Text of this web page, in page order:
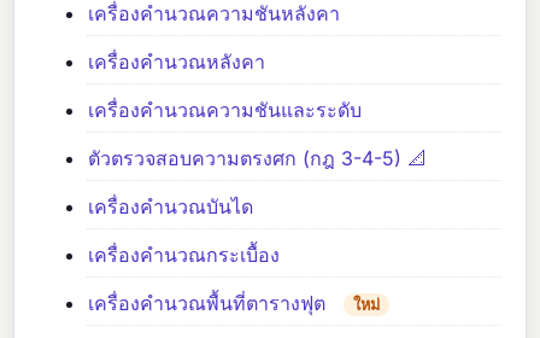
เครื่องคำนวณความชันหลังคา
เครื่องคำนวณหลังคา
เครื่องคำนวณความชันและระดับ
ตัวตรวจสอบความตรงศก (กฎ 3-4-5) 📐
เครื่องคำนวณบันได
เครื่องคำนวณกระเบื้อง
เครื่องคำนวณพื้นที่ตารางฟุต
ใหม่